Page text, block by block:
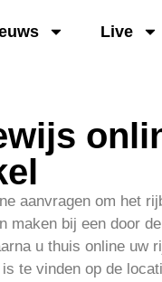
Live
aanvragen om het
maken bij een door
u thuis online uw
te vinden op de